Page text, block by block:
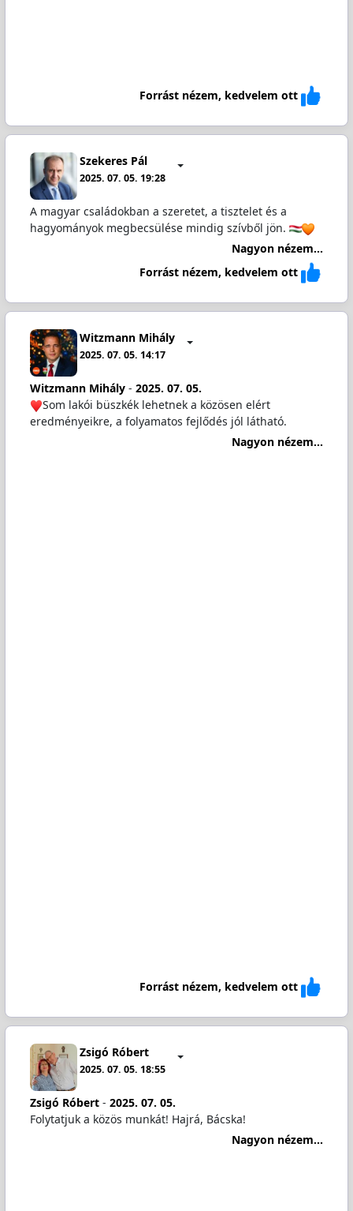
Forrást nézem, kedvelem ott
Szekeres Pál
2025. 07. 05. 19:28
A magyar családokban a szeretet, a tisztelet és a
hagyományok megbecsülése mindig szívből jön.
Nagyon nézem...
Forrást nézem, kedvelem ott
Witzmann Mihály
2025. 07. 05. 14:17
Witzmann Mihály- 2025. 07. 05.
Som lakói büszkék lehetnek a közösen elért
eredményeikre, a folyamatos fejlődés jól látható.
Nagyon nézem...
Forrást nézem, kedvelem ott
Zsigó Róbert
2025. 07. 05. 18:55
Zsigó Róbert- 2025. 07. 05.
Folytatjuk a közös munkát! Hajrá, Bácska!
Nagyon nézem...